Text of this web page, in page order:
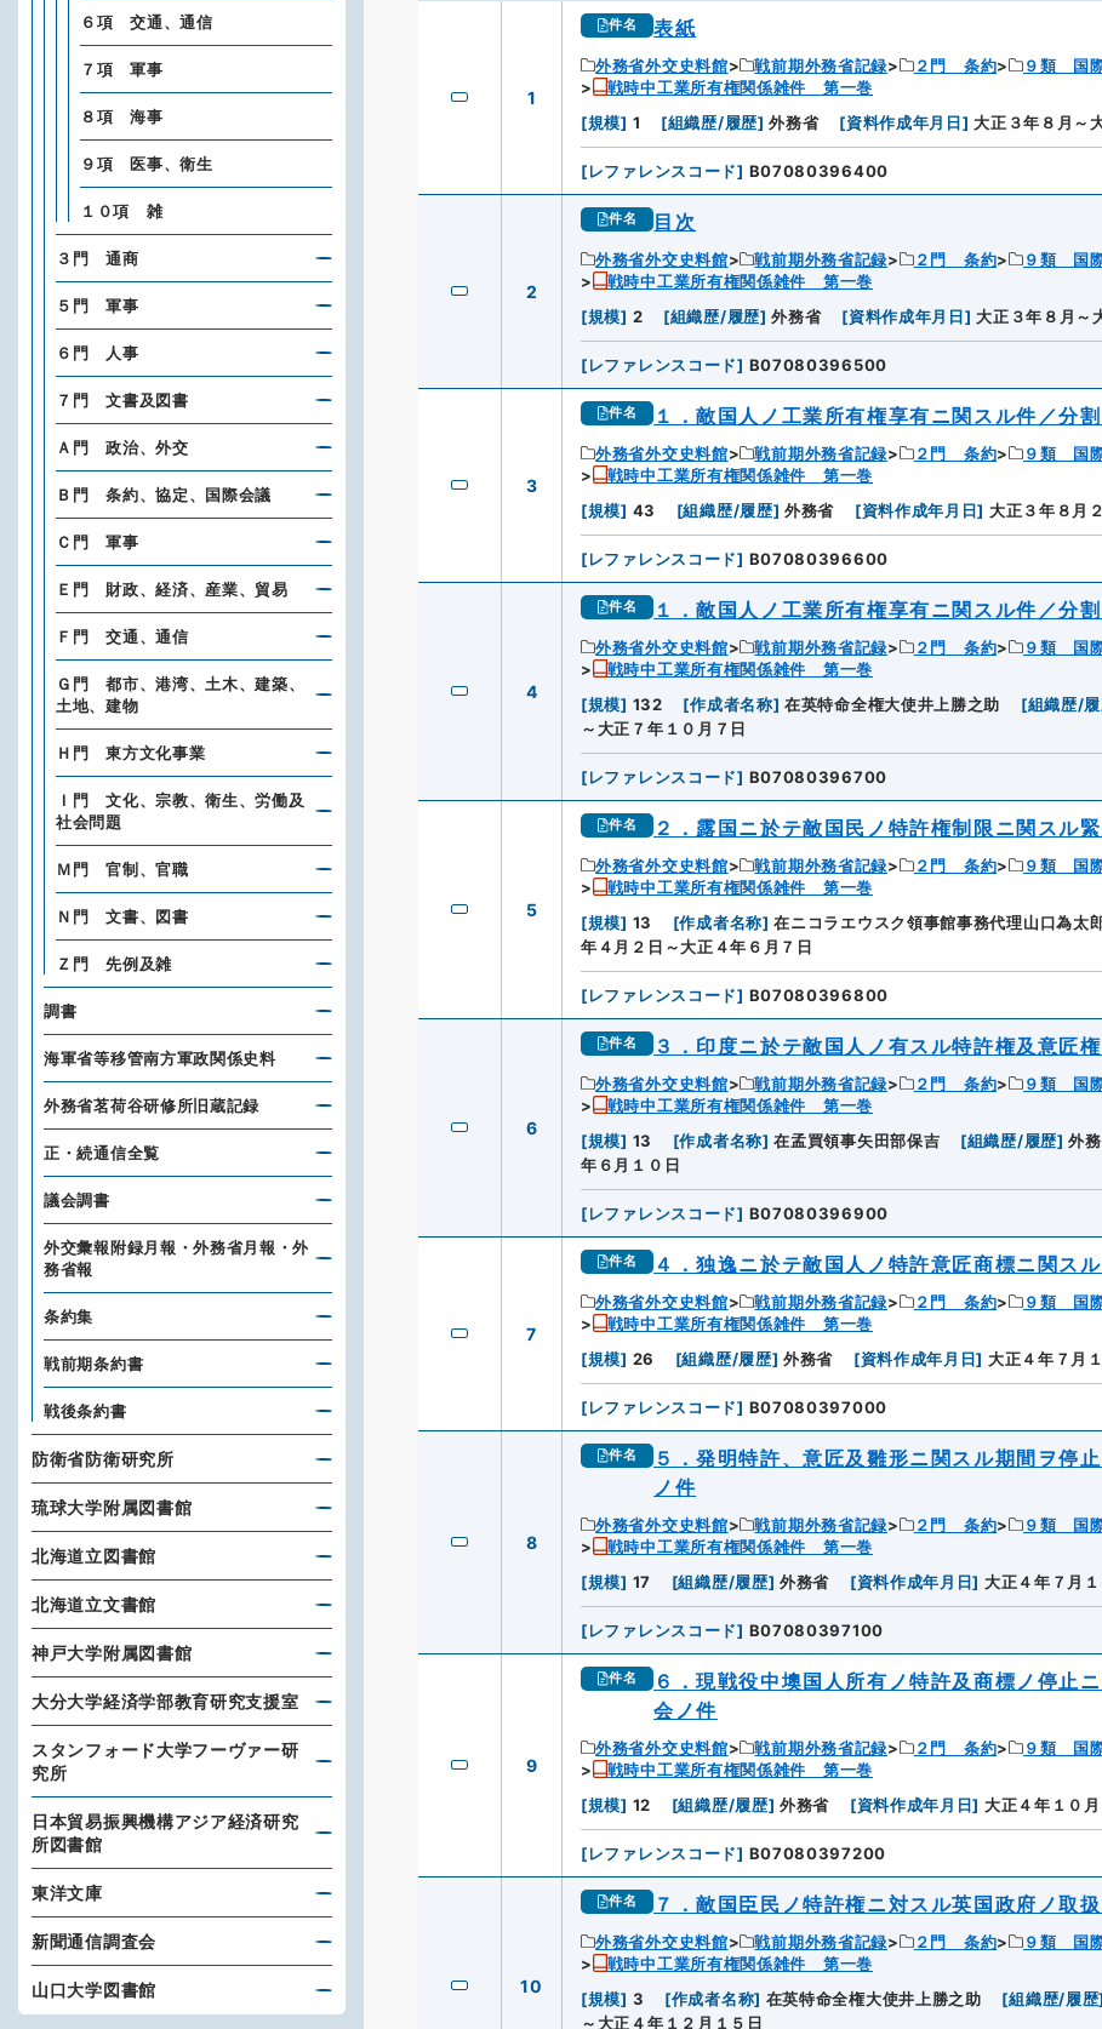
1
件名 表紙
外務省外交史料館 戦前期外務省記録 ２門 条約 ９類 国
戦時中工業所有権関係雑件 第一巻
[規模] 1 [組織歴/履歴] 外務省 [資料作成年月日] 大正３年８月～
[レファレンスコード] B07080396400
2
件名 目次
外務省外交史料館 戦前期外務省記録 ２門 条約 ９類 国
戦時中工業所有権関係雑件 第一巻
[規模] 2 [組織歴/履歴] 外務省 [資料作成年月日] 大正３年８月～
[レファレンスコード] B07080396500
3
件名 １．敵国人ノ工業所有権享有ニ関スル件／分割
外務省外交史料館 戦前期外務省記録 ２門 条約 ９類 国
戦時中工業所有権関係雑件 第一巻
[規模] 43 [組織歴/履歴] 外務省 [資料作成年月日] 大正３年８月
[レファレンスコード] B07080396600
4
件名 １．敵国人ノ工業所有権享有ニ関スル件／分割
外務省外交史料館 戦前期外務省記録 ２門 条約 ９類 国
戦時中工業所有権関係雑件 第一巻
[規模] 132 [作成者名称] 在英特命全権大使井上勝之助 [組織歴/
～大正７年１０月７日
[レファレンスコード] B07080396700
5
件名 ２．露国ニ於テ敵国民ノ特許権制限ニ関スル
外務省外交史料館 戦前期外務省記録 ２門 条約 ９類 国
戦時中工業所有権関係雑件 第一巻
[規模] 13 [作成者名称] 在ニコラエウスク領事館事務代理山口為太
年４月２日～大正４年６月７日
[レファレンスコード] B07080396800
6
件名 ３．印度ニ於テ敵国人ノ有スル特許権及意匠
外務省外交史料館 戦前期外務省記録 ２門 条約 ９類 国
戦時中工業所有権関係雑件 第一巻
[規模] 13 [作成者名称] 在孟買領事矢田部保吉 [組織歴/履歴] 外
年６月１０日
[レファレンスコード] B07080396900
7
件名 ４．独逸ニ於テ敵国人ノ特許意匠商標ニ関ス
外務省外交史料館 戦前期外務省記録 ２門 条約 ９類 国
戦時中工業所有権関係雑件 第一巻
[規模] 26 [組織歴/履歴] 外務省 [資料作成年月日] 大正４年７月
[レファレンスコード] B07080397000
8
件名
５．発明特許、意匠及雛形ニ関スル期間ヲ停
ノ件
外務省外交史料館 戦前期外務省記録 ２門 条約 ９類 国
戦時中工業所有権関係雑件 第一巻
[規模] 17 [組織歴/履歴] 外務省 [資料作成年月日] 大正４年７月
[レファレンスコード] B07080397100
9
件名
６．現戦役中墺国人所有ノ特許及商標ノ停止
会ノ件
外務省外交史料館 戦前期外務省記録 ２門 条約 ９類 国
戦時中工業所有権関係雑件 第一巻
[規模] 12 [組織歴/履歴] 外務省 [資料作成年月日] 大正４年１０
[レファレンスコード] B07080397200
10
件名 ７．敵国臣民ノ特許権ニ対スル英国政府ノ取
外務省外交史料館 戦前期外務省記録 ２門 条約 ９類 国
戦時中工業所有権関係雑件 第一巻
[規模] 3 [作成者名称] 在英特命全権大使井上勝之助 [組織歴/履歴]
～大正４年１２月１５日
６項 交通、通信
７項 軍事
８項 海事
９項 医事、衛生
１０項 雑
３門 通商
５門 軍事
６門 人事
７門 文書及図書
Ａ門 政治、外交
Ｂ門 条約、協定、国際会議
Ｃ門 軍事
Ｅ門 財政、経済、産業、貿易
Ｆ門 交通、通信
Ｇ門 都市、港湾、土木、建築、
土地、建物
Ｈ門 東方文化事業
Ｉ門 文化、宗教、衛生、労働及
社会問題
Ｍ門 官制、官職
Ｎ門 文書、図書
Ｚ門 先例及雑
調書
海軍省等移管南方軍政関係史料
外務省茗荷谷研修所旧蔵記録
正・続通信全覧
議会調書
外交彙報附録月報・外務省月報・外
務省報
条約集
戦前期条約書
戦後条約書
防衛省防衛研究所
琉球大学附属図書館
北海道立図書館
北海道立文書館
神戸大学附属図書館
大分大学経済学部教育研究支援室
スタンフォード大学フーヴァー研
究所
日本貿易振興機構アジア経済研究
所図書館
東洋文庫
新聞通信調査会
山口大学図書館